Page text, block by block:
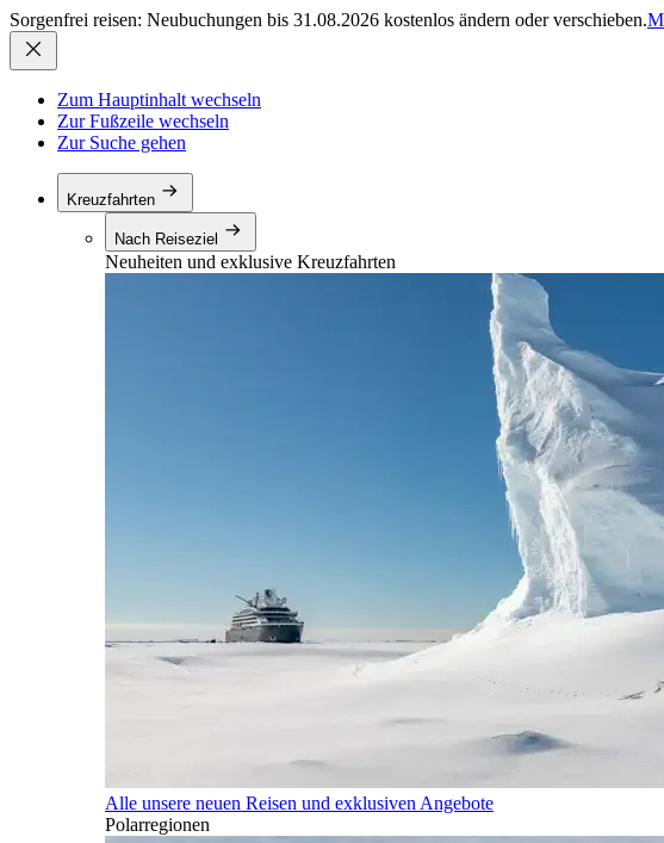
Sorgenfrei reisen: Neubuchungen bis 31.08.2026 kostenlos ändern oder verschieben.
Zum Hauptinhalt wechseln
Zur Fußzeile wechseln
Zur Suche gehen
Kreuzfahrten
Nach Reiseziel
Neuheiten und exklusive Kreuzfahrten
Alle unsere neuen Reisen und exklusiven Angebote
Polarregionen